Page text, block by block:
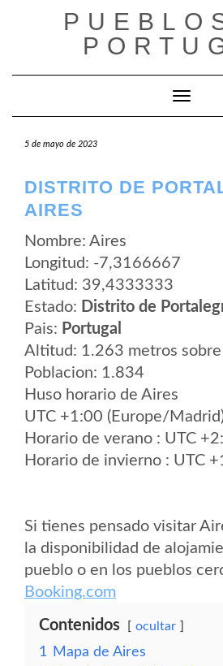
Cambiar
5 de mayo de 2023
DISTRITO DE
AIRES
Nombre: Aires
Longitud: -7,3166667
Latitud: 39,4333333
Estado: Distrito de
Pais: Portugal
Altitud: 1.263 metros sobre
Poblacion: 1.834
Huso horario de Aires
UTC +1:00 (Europe/
Horario de verano : UTC
Horario de invierno : UTC
Si tienes pensado visitar
la disponibilidad de
pueblo o en los pueblos
Booking.com
Contenidos ocultar
1
Mapa de Aires